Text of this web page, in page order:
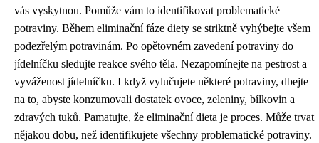
vás vyskytnou. Pomůže vám to identifikovat problematické
potraviny. Během eliminační fáze diety se striktně vyhýbejte všem
podezřelým potravinám. Po opětovném zavedení potraviny do
jídelníčku sledujte reakce svého těla. Nezapomínejte na pestrost a
vyváženost jídelníčku. I když vylučujete některé potraviny, dbejte
na to, abyste konzumovali dostatek ovoce, zeleniny, bílkovin a
zdravých tuků. Pamatujte, že eliminační dieta je proces. Může trvat
nějakou dobu, než identifikujete všechny problematické potraviny.